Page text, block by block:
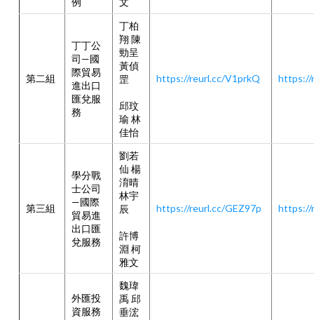
第二組
丁丁公
司—國
際貿易
進出口
匯兌服
務
丁柏
翔 陳
勁呈
黃偵
罡
邱玟
瑜 林
佳怡
https://reurl.cc/V1prkQ https://
第三組
學分戰
士公司
—國際
貿易進
出口匯
兌服務
劉若
仙 楊
淯晴
林宇
辰
許博
淵 柯
雅文
https://reurl.cc/GEZ97p https://
外匯投
資服務
魏瑋
禹 邱
垂浤